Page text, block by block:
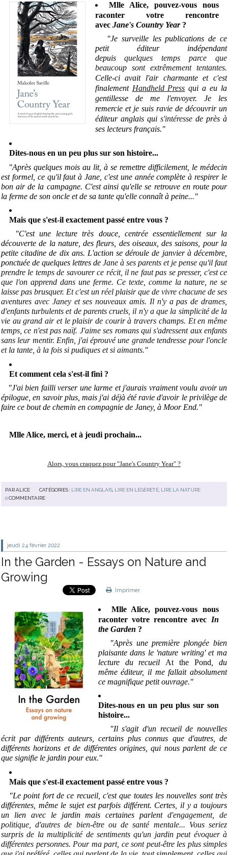
Mlle Alice, pouvez-vous nous
raconter votre rencontre
avec Jane's Country Year ?
"Je surveille les publications de ce
petit éditeur indépendant
depuisquelques temps parce que
beaucoup sont extrêmement tentantes.
Celle-ci avait l'air charmante et c'est
finalement Handheld Press qui a eu la
gentillesse de me l'envoyer. Je les
remercie et je suis ravie de découvrir un
éditeur anglais qui s'intéressede près à
ses lecteurs français."
Dites-nous en un peu plus sur son histoire...
"Après quelques mois au lit, à se remettre difficilement, le médecin
est formel, ce qu'il faut à Jane, c'est une année complète à respirer le
bon air de la campagne. C'est ainsi qu'elle se retrouve en route pour
la ferme de son oncle et de sa tante qu'elle connaît à peine..."
Mais que s'est-il exactement passé entre vous ?
"C'est une lecture très douce, centrée essentiellement sur la
découverte de la nature, des fleurs, des oiseaux, des saisons, pour la
petite citadine de dix ans. L'action se déroule de janvier à décembre,
ponctuée de quelques lettres de Jane à ses parents et je pense qu'il faut
prendre le temps de savourer ce récit, il ne faut pas se presser, c'est ce
que l'on apprend dans une ferme. Ce texte, comme la nature, ne se
laisse pas brusquer. Et c'est un réel plaisir que de vivre chacune de ses
aventures avec Janey et ses nouveaux amis. Il n'y a pas de drames,
d'enfants turbulents et de parents cruels, il n'y a que la simplicité de la
vie au grand air et le plaisir de courir à travers champs. Et en même
temps, ce n'est pas naïf. J'aime ses romans qui s'adressent aux enfants
sans leur mentir. Enfin, j'ai éprouvé une grande tendresse pour l'oncle
et la tante, à la fois si pudiques et si aimants."
Et comment cela s'est-il fini ?
"J'ai bien failli verser une larme et j'aurais vraiment voulu avoir un
épilogue, en savoir plus, mais j'ai déjà été ravie d'avoir le privilège de
faire ce bout de chemin en compagnie de Janey, à Moor End."
Mlle Alice, merci, et à jeudi prochain...
Alors, vous craquez pour "Jane's Country Year" ?
PARALICE CATÉGORIES : LIRE EN ANGLAIS LIRE EN LÉGÈRETÉ LIRE LA NATURE
0COMMENTAIRE
jeudi 24 février 2022
In the Garden - Essays on Nature and
Growing
Imprimer
Mlle Alice, pouvez-vous nous
raconter votre rencontre avec In
the Garden ?
"Après une première plongée bien
plaisante dans le 'nature writing' et ma
lecture du recueil At the Pond , du
même éditeur, il me fallait absolument
ce magnifique petit ouvrage."
Dites-nous en un peu plus sur son
histoire...
"Il s'agit d'un recueil de nouvelles
écrit par différents auteurs, certains plus connus que d'autres, de
différents horizons et de différentes origines, qui nous parlent de ce
que signifie le jardin pour eux."
Mais que s'est-il exactement passé entre vous ?
"Le point fort de ce recueil, c'est que toutes les nouvelles sont très
différentes, même le sujet est parfois différent. Certes, il y a toujours
un lien avec le jardin mais certaines parlentd'engagement, de
politique, d'autres de bien-être ou de santé mentale... Vous seriez
surpris de la multiplicité de sentiments qu'un jardin peut évoquer à
différentes personnes. Pour ma part, ce sont peut-être les plus simples